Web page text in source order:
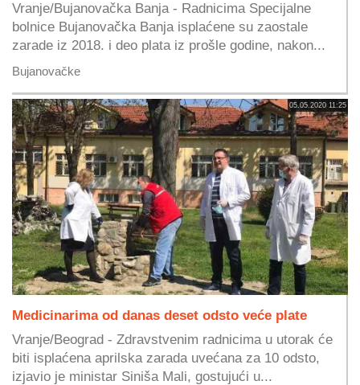
Vranje/Bujanovačka Banja - Radnicima Specijalne
bolnice Bujanovačka Banja isplaćene su zaostale
zarade iz 2018. i deo plata iz prošle godine, nakon...
Bujanovačke
05.05.2020 11:25
Medicinarima od danas deset odsto veće plate
Vranje/Beograd - Zdravstvenim radnicima u utorak će
biti isplaćena aprilska zarada uvećana za 10 odsto,
izjavio je ministar Siniša Mali, gostujući u...